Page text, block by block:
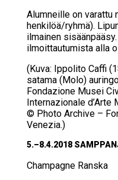
Alumneille on varattu
henkilöä/ryhmä).
ilmainen
ilmoittautumista alla
(Kuva: Ippolito Caffi
satama (Molo)
Fondazione Musei
Internazionale d’Arte
© Photo Archive –
Venezia.)
5.–8.4.2018
Cham­pag­ne Rans­ka